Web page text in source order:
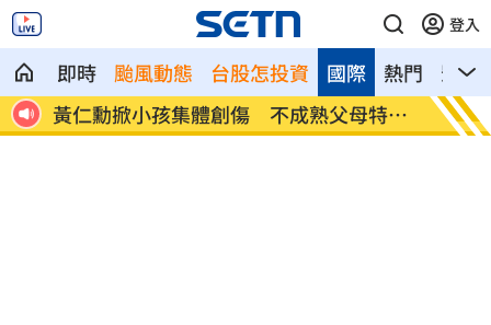
登入
即時 颱風動態 台股怎投資 熱門 影音
國際
徵
氣象女神也累了？口誤「白沙屯颱風」
酸民
嗆